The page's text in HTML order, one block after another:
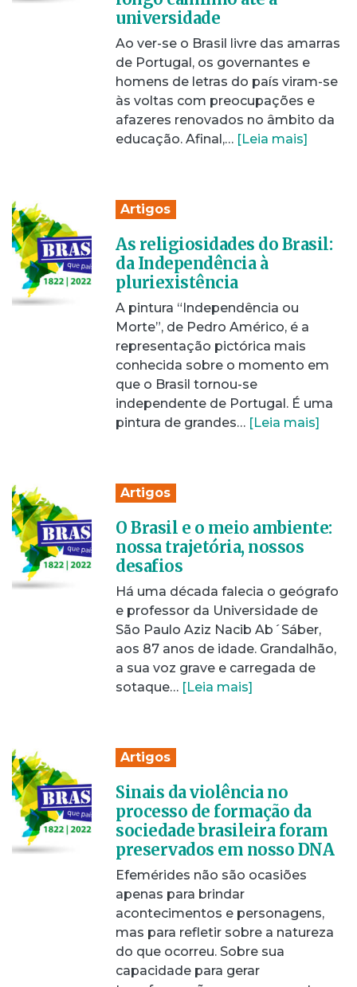
universidade
Ao ver-se o Brasil livre das amarras
de Portugal, os governantes e
homens de letras do país viram-se
às voltas com preocupações e
afazeres renovados no âmbito da
educação. Afinal,… [Leia mais]
Artigos
As religiosidades do Brasil:
da Independência à
pluriexistência
A pintura “Independência ou
Morte”, de Pedro Américo, é a
representação pictórica mais
conhecida sobre o momento em
que o Brasil tornou-se
independente de Portugal. É uma
pintura de grandes… [Leia mais]
Artigos
O Brasil e o meio ambiente:
nossa trajetória, nossos
desafios
Há uma década falecia o geógrafo
e professor da Universidade de
São Paulo Aziz Nacib Ab´Sáber,
aos 87 anos de idade. Grandalhão,
a sua voz grave e carregada de
sotaque… [Leia mais]
Artigos
Sinais da violência no
processo de formação da
sociedade brasileira foram
preservados em nosso DNA
Efemérides não são ocasiões
apenas para brindar
acontecimentos e personagens,
mas para refletir sobre a natureza
do que ocorreu. Sobre sua
capacidade para gerar